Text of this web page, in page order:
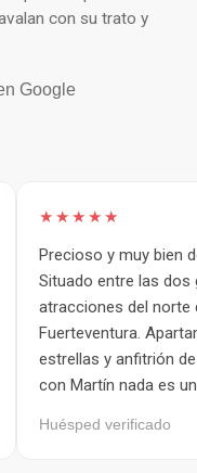
con su trato y
Google
★★★★★
Precioso y muy bien
Situado entre las dos
atracciones del norte
Fuerteventura.
estrellas y anfitrión
con Martín nada es
Huésped verificado